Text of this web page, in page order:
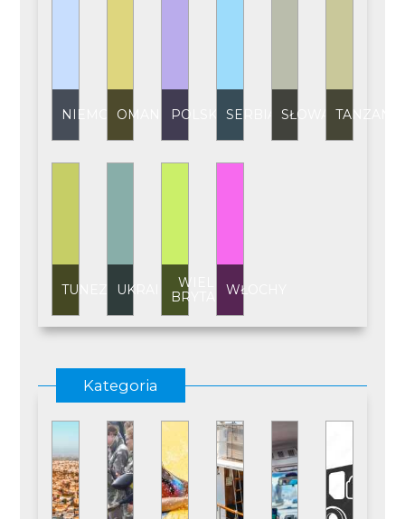
NIEMCY OMAN POLSKASERBIA SŁOWACJATANZANIA
TUNEZJAUKRAINAWIELKA
BRYTANIAWŁOCHY
Kategoria